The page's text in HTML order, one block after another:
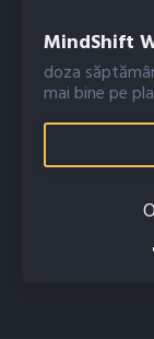
MindShift
doza
mai bine pe